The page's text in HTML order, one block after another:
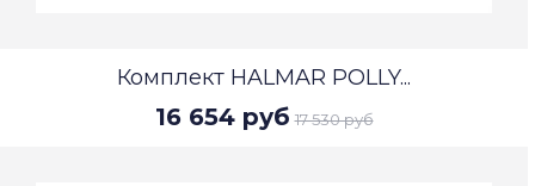
Комплект HALMAR POLLY...
16 654 руб 17 530 руб